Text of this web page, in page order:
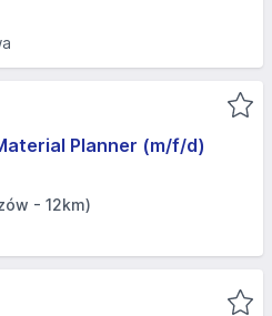
Planner (m/f/d)
- 12km)